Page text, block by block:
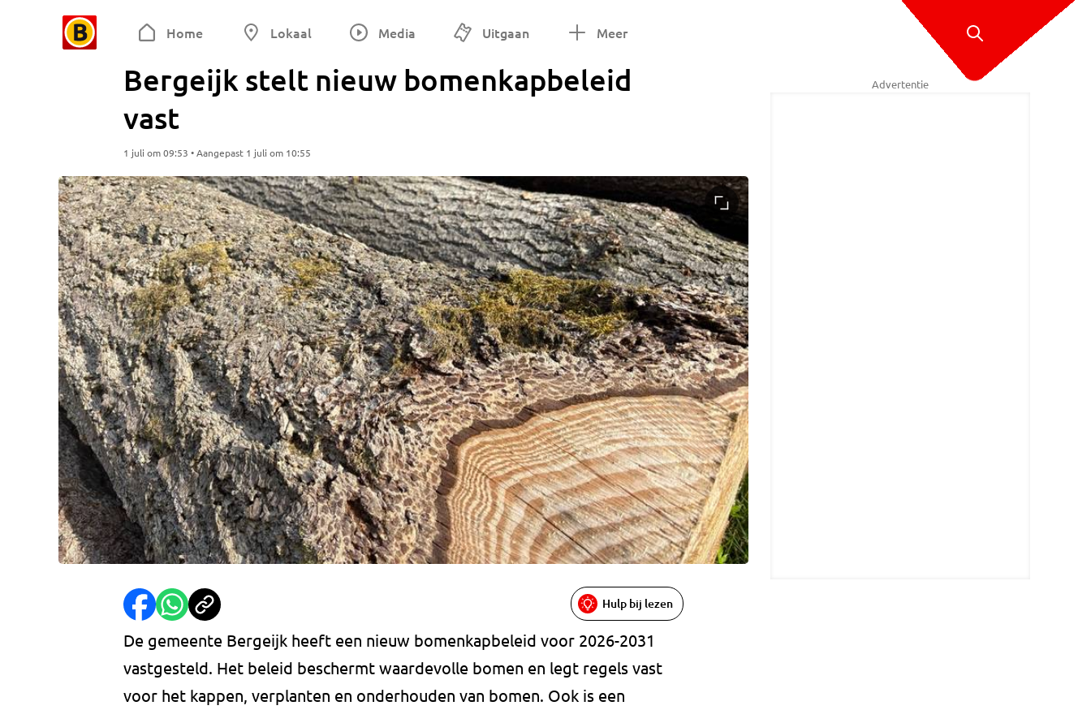
Home Lokaal Media Uitgaan Meer
Bergeijk stelt nieuw bomenkapbeleid
vast
1 juli om 09:53 • Aangepast 1 juli om 10:55
Hulp bij lezen
De gemeente Bergeijk heeft een nieuw bomenkapbeleid voor 2026-2031
vastgesteld. Het beleid beschermt waardevolle bomen en legt regels vast
voor het kappen, verplanten en onderhouden van bomen. Ook is een
Advertentie